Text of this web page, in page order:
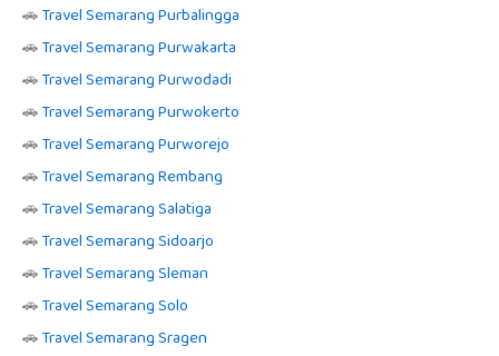
🚗Travel Semarang Purbalingga
🚗Travel Semarang Purwakarta
🚗Travel Semarang Purwodadi
🚗Travel Semarang Purwokerto
🚗Travel Semarang Purworejo
🚗Travel Semarang Rembang
🚗Travel Semarang Salatiga
🚗Travel Semarang Sidoarjo
🚗Travel Semarang Sleman
🚗Travel Semarang Solo
🚗Travel Semarang Sragen